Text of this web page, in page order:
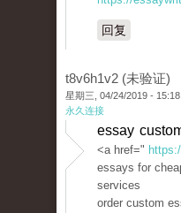
回复
t8v6h1v2 (未验证)
星期三, 04/24/2019 - 15:18
永久连接
essay
<a href="
essays for
services
order custom